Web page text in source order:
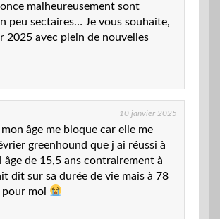
malheureusement sont
peu sectaires… Je vous souhaite,
2025 avec plein de nouvelles
10 janvier 2025
âge me bloque car elle me
greenhound que j ai réussi à
âge de 15,5 ans contrairement à
dit sur sa durée de vie mais à 78
pour moi